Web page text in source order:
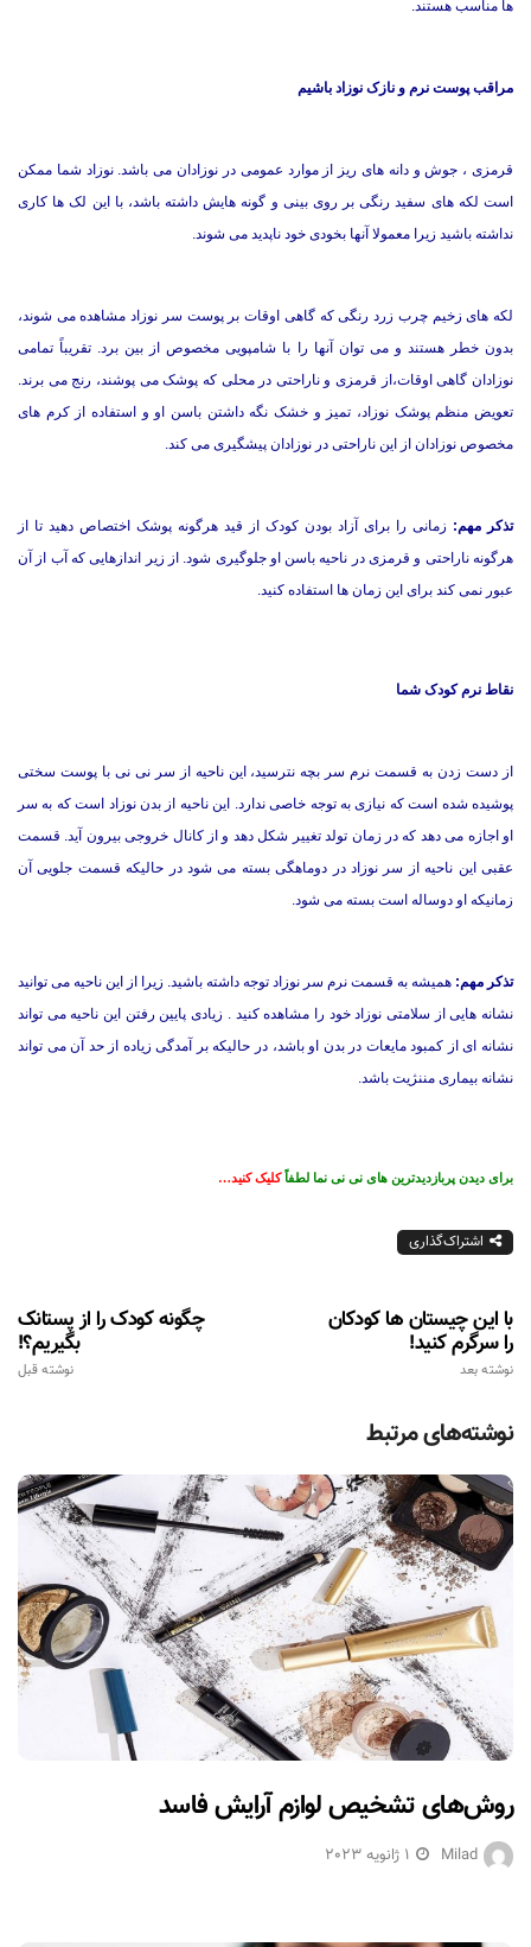
ها مناسب هستند.
مراقب پوست نرم و نازک نوزاد باشیم
قرمزی ، جوش و دانه های ریز از موارد عمومی در نوزادان می باشد. نوزاد شما ممکن
است لکه های سفید رنگی بر روی بینی و گونه هایش داشته باشد، با این لک ها کاری
نداشته باشید زیرا معمولا آنها بخودی خود ناپدید می شوند.
لکه های زخیم چرب زرد رنگی که گاهی اوقات بر پوست سر نوزاد مشاهده می شوند،
بدون خطر هستند و می توان آنها را با شامپویی مخصوص از بین برد. تقریباً تمامی
نوزادان گاهی اوقات،از قرمزی و ناراحتی در محلی که پوشک می پوشند، رنج می برند.
تعویض منظم پوشک نوزاد، تمیز و خشک نگه داشتن باسن او و استفاده از کرم های
مخصوص نوزادان از این ناراحتی در نوزادان پیشگیری می کند.
تذکر مهم: زمانی را برای آزاد بودن کودک از قید هرگونه پوشک اختصاص دهید تا از
هرگونه ناراحتی و قرمزی در ناحیه باسن او جلوگیری شود. از زیر اندازهایی که آب از آن
عبور نمی کند برای این زمان ها استفاده کنید.
نقاط نرم کودک شما
از دست زدن به قسمت نرم سر بچه نترسید، این ناحیه از سر نی نی با پوست سختی
پوشیده شده است که نیازی به توجه خاصی ندارد. این ناحیه از بدن نوزاد است که به سر
او اجازه می دهد که در زمان تولد تغییر شکل دهد و از کانال خروجی بیرون آید. قسمت
عقبی این ناحیه از سر نوزاد در دوماهگی بسته می شود در حالیکه قسمت جلویی آن
زمانیکه او دوساله است بسته می شود.
تذکر مهم: همیشه به قسمت نرم سر نوزاد توجه داشته باشید. زیرا از این ناحیه می توانید
نشانه هایی از سلامتی نوزاد خود را مشاهده کنید . زیادی پایین رفتن این ناحیه می تواند
نشانه ای از کمبود مایعات در بدن او باشد، در حالیکه بر آمدگی زیاده از حد آن می تواند
نشانه بیماری مننژیت باشد.
برای دیدن پربازدیدترین های نی نی نما لطفاً کلیک کنید…
اشتراک‌گذاری
چگونه کودک را از پستانک
بگیریم؟!
نوشته قبل
با این چیستان ها کودکان
را سرگرم کنید!
نوشته بعد
نوشته‌های مرتبط
روش‌های تشخیص لوازم آرایش فاسد
Milad 1 ژانویه 2023